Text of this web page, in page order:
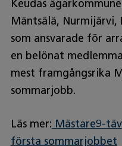
Keudas
Mäntsälä, Nurmijärvi,
som ansvarade för
en belönat
mest framgångsrika
sommarjobb.
Läs mer:
första sommarjobbet